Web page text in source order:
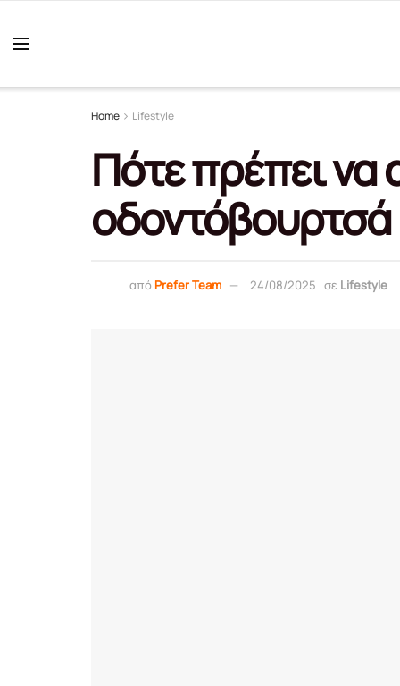
Home Lifestyle
Πότε πρέπει να
απόPrefer Team 24/08/2025 σε Lifestyle